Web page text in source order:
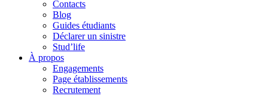
Contacts
Blog
Guides étudiants
Déclarer un sinistre
Stud’life
À propos
Engagements
Page établissements
Recrutement